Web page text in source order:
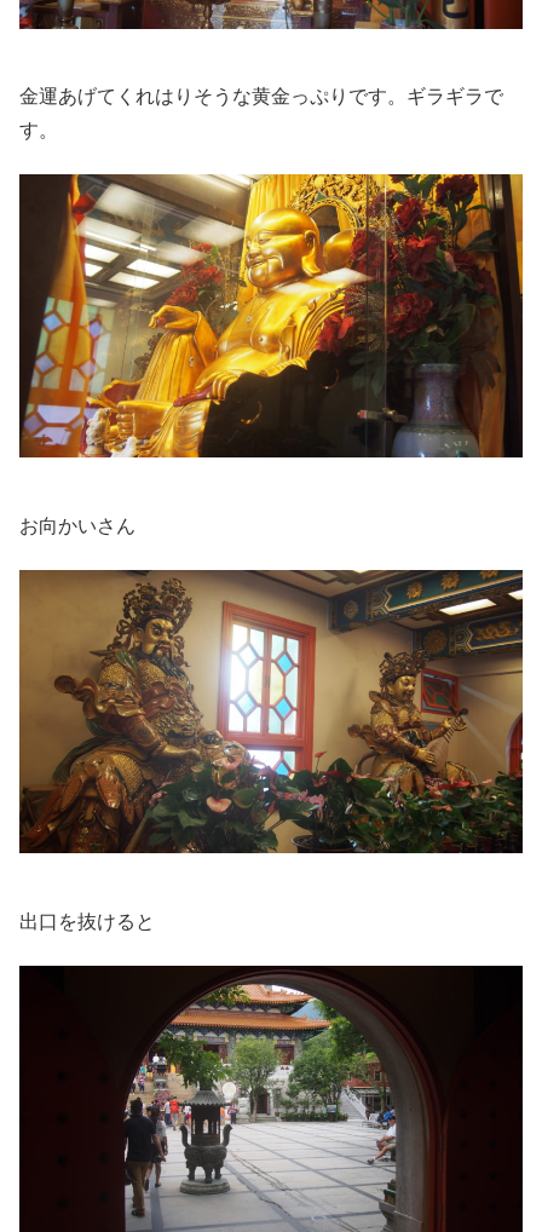
金運あげてくれはりそうな黄金っぷりです。ギラギラで
す。
お向かいさん
出口を抜けると